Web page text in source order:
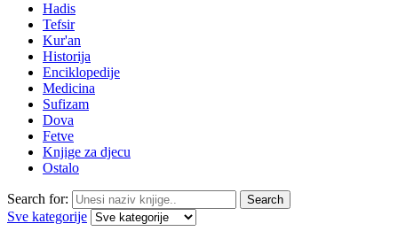
Hadis
Tefsir
Kur'an
Historija
Enciklopedije
Medicina
Sufizam
Dova
Fetve
Knjige za djecu
Ostalo
Search for: Search
Sve kategorije